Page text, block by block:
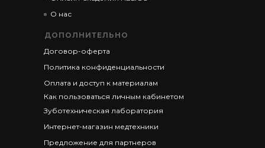
ДОПОЛНИТЕЛЬНО
Договор-оферта
Политика конфиденциальности
Оплата и доступ к материалам
Как пользоваться личным кабинетом
Зуботехническая лаборатория
Интернет-магазин медтехники
Предложение для партнеров
О нас